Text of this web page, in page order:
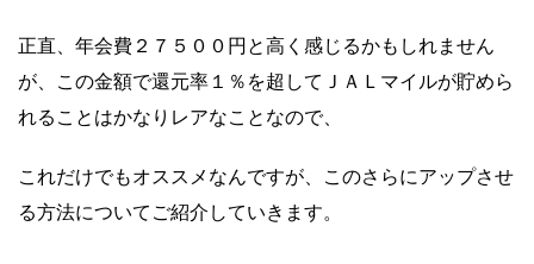
正直、年会費２７５００円と高く感じるかもしれません
が、この金額で還元率１％を超してＪＡＬマイルが貯めら
れることはかなりレアなことなので、
これだけでもオススメなんですが、このさらにアップさせ
る方法についてご紹介していきます。